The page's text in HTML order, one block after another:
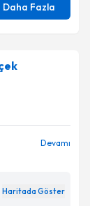
Daha Fazla
Devamı
Haritada Göster